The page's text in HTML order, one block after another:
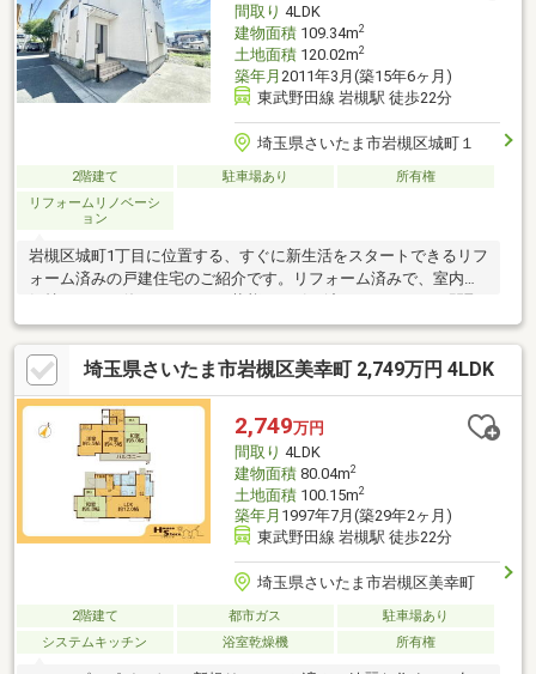
間取り 4LDK
建物面積109.34m2
土地面積120.02m2
築年月 2011年3月(築15年6ヶ月)
東武野田線 岩槻駅 徒歩22分
埼玉県さいたま市岩槻区城町１
2階建て 駐車場あり
所有権
リフォームリノベーシ
ョン
岩槻区城町1丁目に位置する、すぐに新生活をスタートできるリフ
ォーム済みの戸建住宅のご紹介です。リフォーム済みで、室内は
気持ちよくお使いいただける状態でお引き渡しとなります。間取
りはゆとりある4LDK。開放感のあるカウンターキッチンを採用し
ており、ご家族との会話を楽しみながらお料理ができます。各居
室は採光・通風ともに良好で、明るく快適な住空間が広がりま
す。駐車スペースは2台分を確保。周辺は落ち着いた閑静な住宅街
で、穏やかな住環境も魅力のひとつです。住み心地と利便性を兼
ね備えたおすすめの一戸建てです。リフォーム内容の詳細はお問
い合わせください。(2026年5月完成)
埼玉県さいたま市岩槻区美幸町 2,749万円 4LDK
2,749万円
間取り 4LDK
建物面積80.04m2
土地面積100.15m2
築年月 1997年7月(築29年2ヶ月)
東武野田線 岩槻駅 徒歩22分
埼玉県さいたま市岩槻区美幸町
2階建て 都市ガス
駐車場あり
システムキッチン
浴室乾燥機 所有権